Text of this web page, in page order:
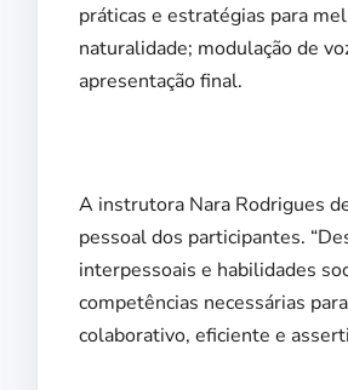
práticas e estratégias para
naturalidade; modulação de
apresentação final.
A instrutora Nara Rodrigues
pessoal dos participantes.
interpessoais e habilidades
competências necessárias
colaborativo, eficiente e